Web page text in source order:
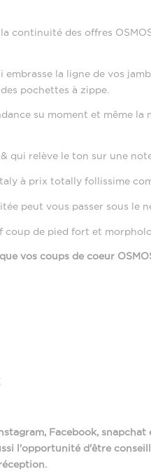
continuité des offres
la ligne de vos
pochettes à zippe.
su moment et même
qui relève le ton sur une
à prix totally follissime
peut vous passer sous le
coup de pied fort et
vos coups de coeur
Facebook,
l'opportunité d'être